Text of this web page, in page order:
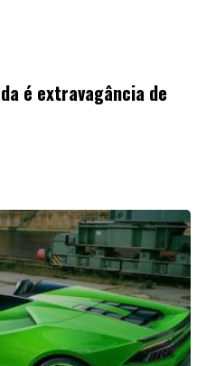
é extravagância de